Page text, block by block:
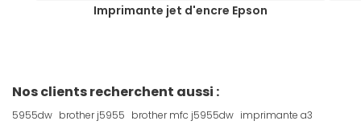
Imprimante jet d'encre Epson
Nos clients recherchent aussi :
5955dw brother j5955 brother mfc j5955dw imprimante a3